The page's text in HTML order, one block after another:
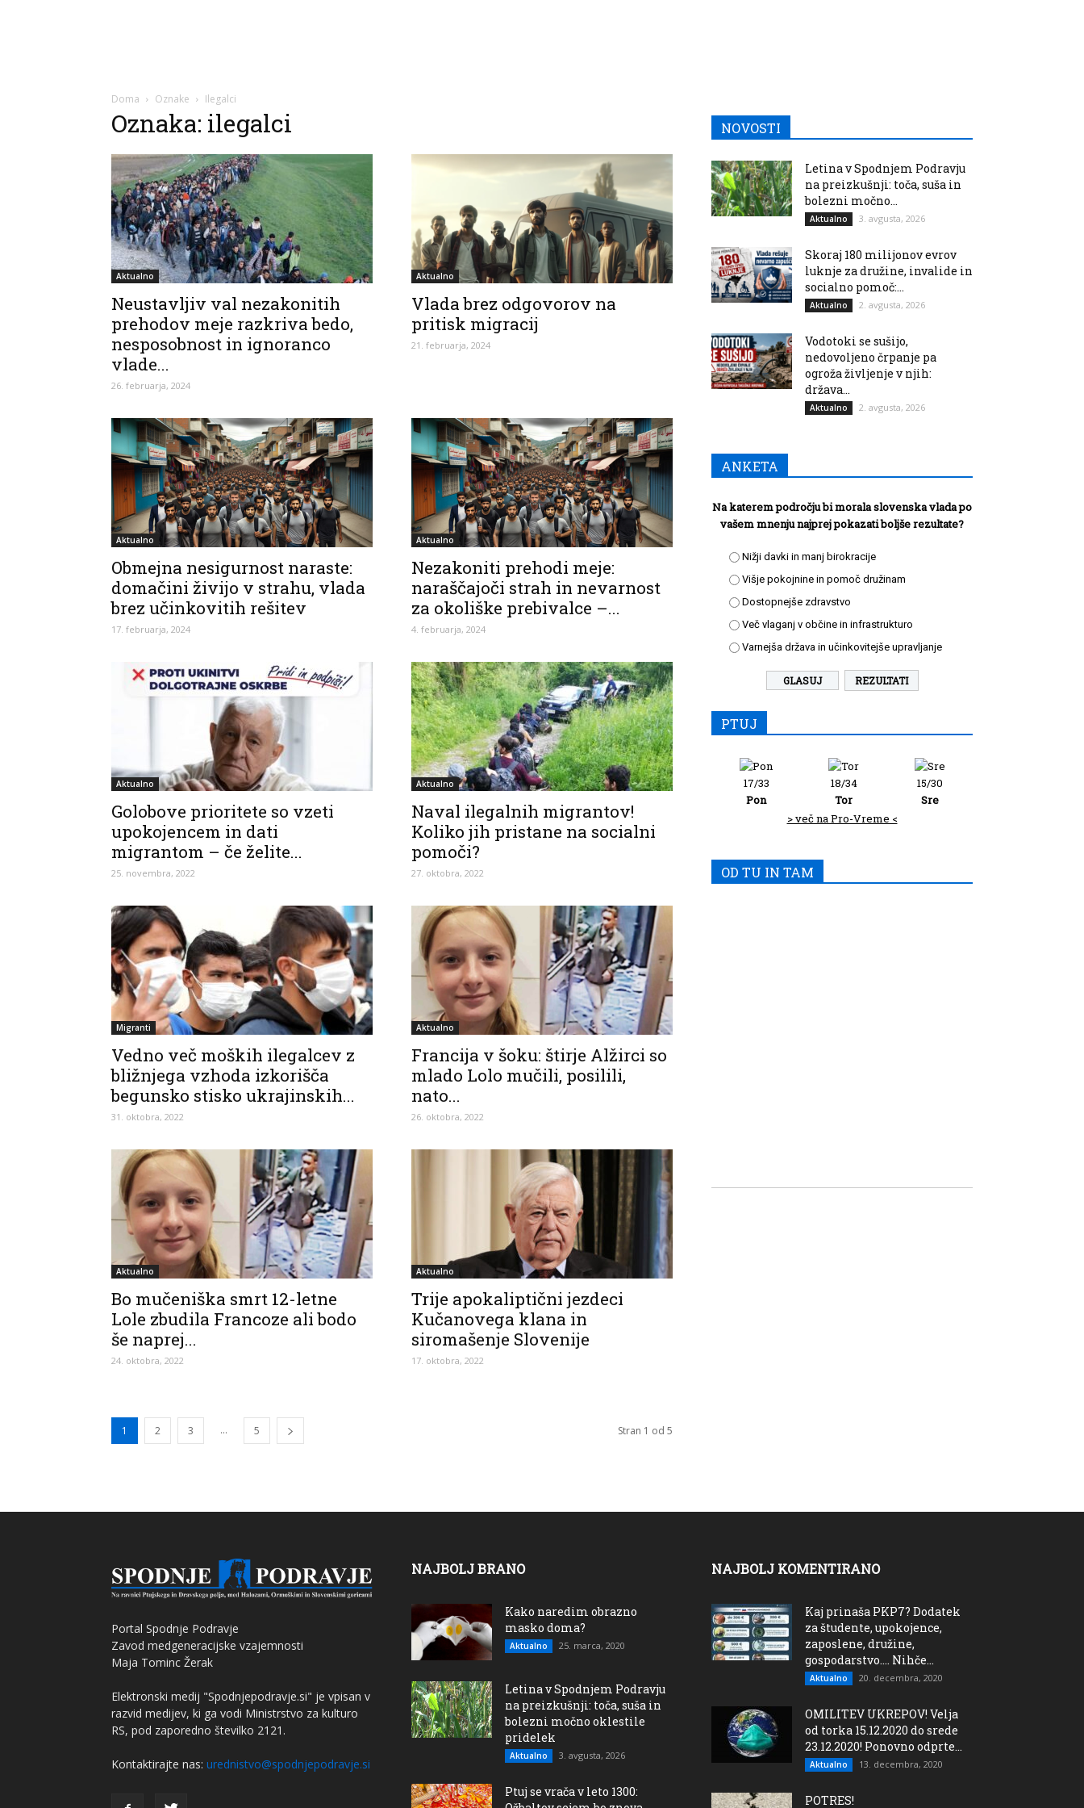
Doma Oznake Ilegalci
Oznaka: ilegalci
Aktualno
Neustavljiv val nezakonitih
prehodov meje razkriva bedo,
nesposobnost in ignoranco
vlade...
26. februarja, 2024
Aktualno
Vlada brez odgovorov na
pritisk migracij
21. februarja, 2024
Aktualno
Obmejna nesigurnost naraste:
domačini živijo v strahu, vlada
brez učinkovitih rešitev
17. februarja, 2024
Aktualno
Nezakoniti prehodi meje:
naraščajoči strah in nevarnost
za okoliške prebivalce –...
4. februarja, 2024
Aktualno
Golobove prioritete so vzeti
upokojencem in dati
migrantom – če želite...
25. novembra, 2022
Aktualno
Naval ilegalnih migrantov!
Koliko jih pristane na socialni
pomoči?
27. oktobra, 2022
Migranti
Vedno več moških ilegalcev z
bližnjega vzhoda izkorišča
begunsko stisko ukrajinskih...
31. oktobra, 2022
Aktualno
Francija v šoku: štirje Alžirci so
mlado Lolo mučili, posilili,
nato...
26. oktobra, 2022
Aktualno
Bo mučeniška smrt 12-letne
Lole zbudila Francoze ali bodo
še naprej...
24. oktobra, 2022
Aktualno
Trije apokaliptični jezdeci
Kučanovega klana in
siromašenje Slovenije
17. oktobra, 2022
1 2 3 ... 5 Stran 1 od 5
NOVOSTI
Letina v Spodnjem Podravju
na preizkušnji: toča, suša in
bolezni močno...
Aktualno 3. avgusta, 2026
Skoraj 180 milijonov evrov
luknje za družine, invalide in
socialno pomoč:...
Aktualno 2. avgusta, 2026
Vodotoki se sušijo,
nedovoljeno črpanje pa
ogroža življenje v njih:
država...
Aktualno 2. avgusta, 2026
ANKETA
Na katerem področju bi morala slovenska vlada po
vašem mnenju najprej pokazati boljše rezultate?
Nižji davki in manj birokracije
Višje pokojnine in pomoč družinam
Dostopnejše zdravstvo
Več vlaganj v občine in infrastrukturo
Varnejša država in učinkovitejše upravljanje
REZULTATI
PTUJ
17/33
Pon
18/34
Tor
15/30
Sre
> več na Pro-Vreme <
OD TU IN TAM
Portal Spodnje Podravje
Zavod medgeneracijske vzajemnosti
Maja Tominc Žerak
Elektronski medij "Spodnjepodravje.si" je vpisan v
razvid medijev, ki ga vodi Ministrstvo za kulturo
RS, pod zaporedno številko 2121.
Kontaktirajte nas: urednistvo@spodnjepodravje.si
NAJBOLJ BRANO
Kako naredim obrazno
masko doma?
Aktualno 25. marca, 2020
Letina v Spodnjem Podravju
na preizkušnji: toča, suša in
bolezni močno oklestile
pridelek
Aktualno 3. avgusta, 2026
Ptuj se vrača v leto 1300:
NAJBOLJ KOMENTIRANO
Kaj prinaša PKP7? Dodatek
za študente, upokojence,
zaposlene, družine,
gospodarstvo…. Nihče...
Aktualno 20. decembra, 2020
OMILITEV UKREPOV! Velja
od torka 15.12.2020 do srede
23.12.2020! Ponovno odprte...
Aktualno 13. decembra, 2020
POTRES!